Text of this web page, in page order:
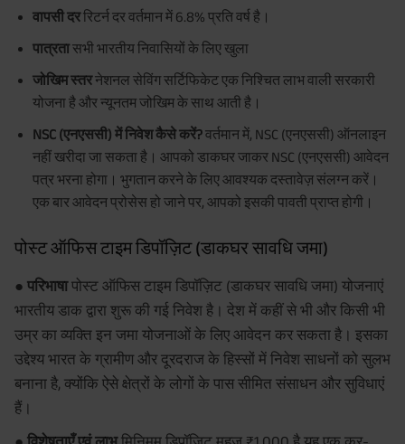
वापसी दररिटर्न दर वर्तमान में 6.8% प्रति वर्ष है।
पात्रतासभी भारतीय निवासियों के लिए खुला
जोखिम स्तरनेशनल सेविंग सर्टिफिकेट एक निश्चित लाभ वाली सरकारी
योजना है और न्यूनतम जोखिम के साथ आती है।
NSC (एनएससी) में निवेश कैसे करें?वर्तमान में, NSC (एनएससी) ऑनलाइन
नहीं खरीदा जा सकता है। आपको डाकघर जाकर NSC (एनएससी) आवेदन
पत्र भरना होगा। भुगतान करने के लिए आवश्यक दस्तावेज़ संलग्न करें।
एक बार आवेदन प्रोसेस हो जाने पर, आपको इसकी पावती प्राप्त होगी।
पोस्ट ऑफिस टाइम डिपॉज़िट (डाकघर सावधि जमा)
● परिभाषापोस्ट ऑफिस टाइम डिपॉज़िट (डाकघर सावधि जमा) योजनाएं
भारतीय डाक द्वारा शुरू की गई निवेश है। देश में कहीं से भी और किसी भी
उम्र का व्यक्ति इन जमा योजनाओं के लिए आवेदन कर सकता है। इसका
उद्देश्य भारत के ग्रामीण और दूरदराज के हिस्सों में निवेश साधनों को सुलभ
बनाना है, क्योंकि ऐसे क्षेत्रों के लोगों के पास सीमित संसाधन और सुविधाएं
हैं।